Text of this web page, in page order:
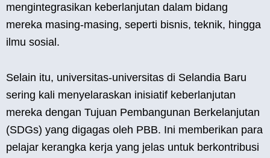
mengintegrasikan keberlanjutan dalam bidang
mereka masing-masing, seperti bisnis, teknik, hingga
ilmu sosial.
Selain itu, universitas-universitas di Selandia Baru
sering kali menyelaraskan inisiatif keberlanjutan
mereka dengan Tujuan Pembangunan Berkelanjutan
(SDGs) yang digagas oleh PBB. Ini memberikan para
pelajar kerangka kerja yang jelas untuk berkontribusi